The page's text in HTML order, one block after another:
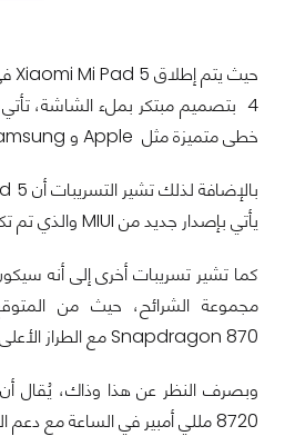
حيث يتم إطلاق Xiaomi Mi Pad 5 في 10 أغسطس،
خطى متميزة مثل Apple و Samsung و Huawei.
يأتي بإصدار جديد من MIUI والذي تم تكييفه للشاشات الأكبر وأنواع مختلفة من المدخلات.
Snapdragon 870 مع الطراز الأعلى الذي يقدم حتى 5G.
8720 مللي أمبير في الساعة مع دعم الشحن السريع بقوة 67 وات، مع إعداد كاميرا مزدوجة مع مستشعر رئيسي بدقة 48 ميجابكسل.